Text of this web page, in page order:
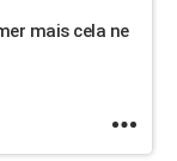
mais cela ne